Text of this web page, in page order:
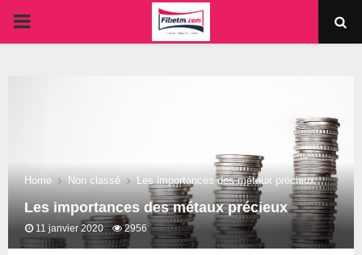
PRIMARY
Home Non classé Les importances des métaux précieux
Les importances des métaux précieux
11 janvier 2020 2956